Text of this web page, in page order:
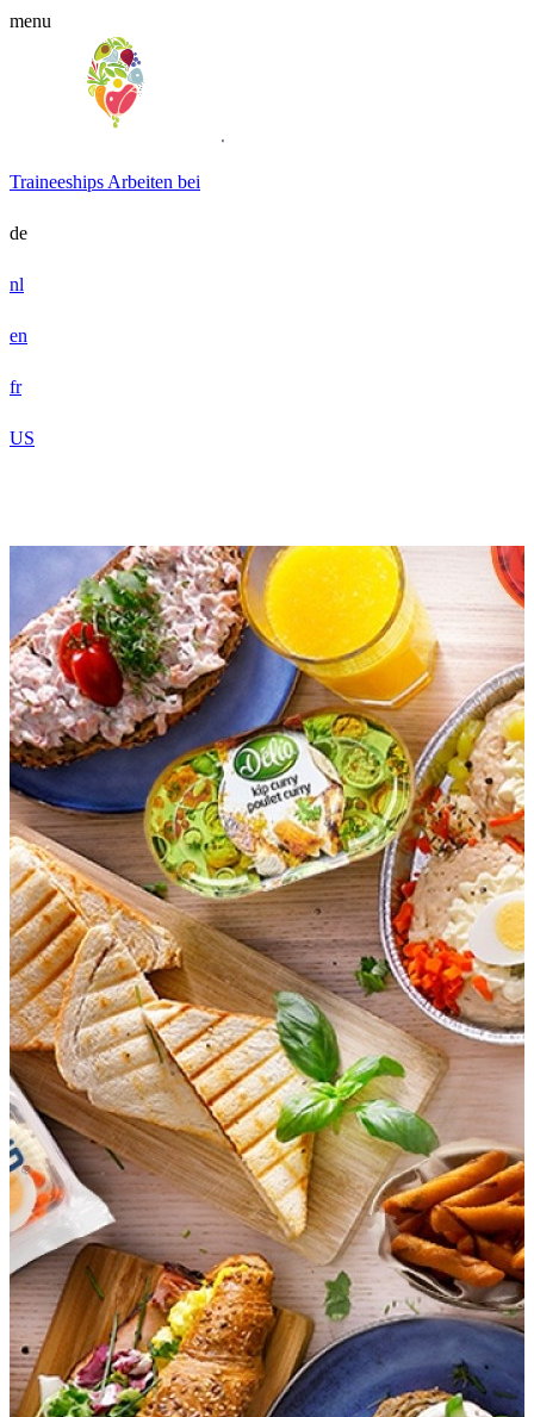
menu
Traineeships Arbeiten bei
de
nl
en
fr
US